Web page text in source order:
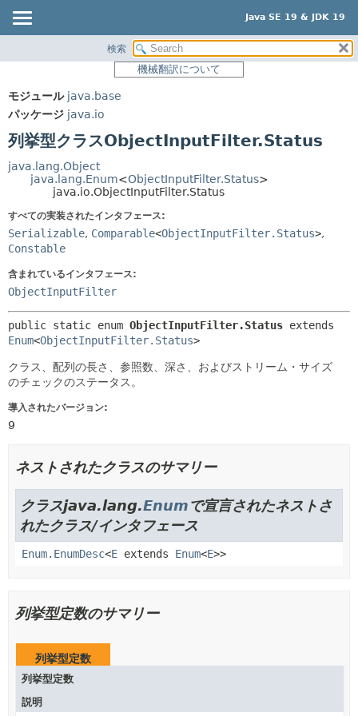
Java SE 19 & JDK 19
パッケージ
使用
ツリー
プレビュー
非推奨
索引
ヘルプ
サマリー:
ネスト済
メソッド
詳細:
フィールド
検索
機械翻訳について
モジュール java.base
パッケージ java.io
列挙型クラスObjectInputFilter.Status
java.lang.Object
java.lang.Enum<ObjectInputFilter.Status>
java.io.ObjectInputFilter.Status
すべての実装されたインタフェース:
Serializable, Comparable<ObjectInputFilter.Status>,
Constable
含まれているインタフェース:
ObjectInputFilter
public static enum ObjectInputFilter.Status
Enum<ObjectInputFilter.Status>
クラス、配列の長さ、参照数、深さ、およびストリーム・サイズ
のチェックのステータス。
導入されたバージョン:
9
ネストされたクラスのサマリー
クラスjava.lang.Enumで宣言されたネストさ
れたクラス/インタフェース
Enum.EnumDesc<E extends Enum<E>>
列挙型定数のサマリー
列挙型定数
列挙型定数
説明